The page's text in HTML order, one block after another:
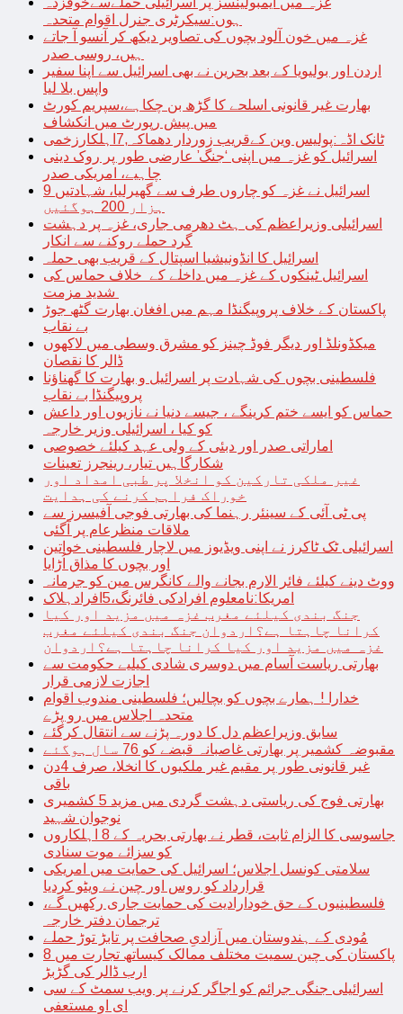
ہوں:سیکرٹری جنرل اقوام متحدہ
غزہ میں خون آلود بچوں کی تصاویر دیکھ کر آنسو آ جاتے
ہیں، روسی صدر
اردن اور بولیویا کے بعد بحرین نے بھی اسرائیل سے اپنا سفیر
واپس بلا لیا
بھارت غیر قانونی اسلحے کا گڑھ بن چکاہے،سپریم کورٹ
میں پیش رپورٹ میں انکشاف
ٹانک اڈہ:پولیس وین کےقریب زوردار دھماکہ,7اہلکارزخمی
اسرائیل کو غزہ میں اپنی ‘جنگ’ عارضی طور پر روک دینی
چاہیے، امریکی صدر
اسرائیل نے غزہ کو چاروں طرف سے گھیرلیا، شہادتیں 9
ہزار 200 ہوگئیں
اسرائیلی وزیراعظم کی ہٹ دھرمی جاری، غزہ پر دہشت
گرد حملے روکنے سے انکار
اسرائیل کا انڈونیشیا اسپتال کے قریب بھی حملہ
اسرائیل ٹینکوں کے غزہ میں داخلے کے خلاف حماس کی
پاکستان کے خلاف پروپیگنڈا مہم میں افغان بھارت گٹھ جوڑ
بے نقاب
میکڈونلڈ اور دیگر فوڈ چینز کو مشرق وسطی میں لاکھوں
ڈالر کا نقصان
فلسطینی بچوں کی شہادت پر اسرائیل و بھارت کا گھناؤنا
پروپیگنڈا بے نقاب
حماس کو ایسے ختم کرینگے ، جیسے دنیا نے نازیوں اور داعش
کو کیا ، اسرائیلی وزیر خارجہ
اماراتی صدر اور دبئی کے ولی عہد کیلئے خصوصی
شکارگاہیں تیار، رینجرز تعینات
غیر ملکی تارکین کو انخلا پر طبی امداد اور
خوراک فراہم کرنے کی ہدایت
پی ٹی آئی کے سینئر رہنما کی بھارتی فوجی آفیسرز سے
ملاقات منظرعام پر آگئی
اسرائیلی ٹک ٹاکرز نے اپنی ویڈیوز میں لاچار فلسطینی خواتین
اور بچوں کا مذاق اُڑایا
ووٹ دینے کیلئے فائر الارم بجانے والے کانگرس مین کو جرمانہ
امریکا:نامعلوم افرادکی فائرنگ،5افرادہلاک
جنگ بندی کیلئے مغرب غزہ میں مزید اور کیا
کرانا چاہتا ہے؟اردوان جنگ بندی کیلئے مغرب
غزہ میں مزید اور کیا کرانا چاہتا ہے؟اردوان
بھارتی ریاست آسام میں دوسری شادی کیلیے حکومت سے
اجازت لازمی قرار
خدارا ! ہمارے بچوں کو بچالیں؛ فلسطینی مندوب اقوام
متحدہ اجلاس میں رو پڑے
سابق وزیراعظم دل کا دورہ پڑنے سے انتقال کرگئے
مقبوضہ کشمیر پر بھارتی غاصبانہ قبضے کو 76 سال ہوگئے
غیر قانونی طور پر مقیم غیر ملکیوں کا انخلا، صرف 4دن
باقی
بھارتی فوج کی ریاستی دہشت گردی میں مزید 5 کشمیری
نوجوان شہید
جاسوسی کا الزام ثابت، قطر نے بھارتی بحریہ کے 8 اہلکاروں
کو سزائے موت سنادی
سلامتی کونسل اجلاس؛ اسرائیل کی حمایت میں امریکی
قرارداد کو روس اور چین نے ویٹو کردیا
فلسطینیوں کے حق خودارادیت کی حمایت جاری رکھیں گے،
ترجمان دفتر خارجہ
مُودی کے ہندوستان میں آزادیِ صحافت پر تابڑ توڑ حملے
پاکستان کی چین سمیت مختلف ممالک کیساتھ تجارت میں 8
ارب ڈالر کی گڑبڑ
اسرائیلی جنگی جرائم کو اجاگر کرنے پر ویب سمٹ کے سی
ای او مستعفی